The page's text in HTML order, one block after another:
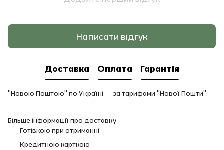
Написати відгук
Доставка Оплата Гарантія
"Новою Поштою" по Україні — за тарифами "Нової Пошти".
Більше інформації про доставку
Готівкою при отриманні
Кредитною карткою